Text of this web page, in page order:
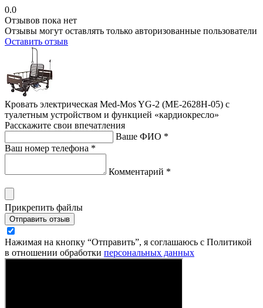
0.0
Отзывов пока нет
Отзывы могут оставлять только авторизованные пользователи
Оставить отзыв
Кровать электрическая Med-Mos YG-2 (МЕ-2628Н-05) с
туалетным устройством и функцией «кардиокресло»
Расскажите свои впечатления
Ваше ФИО *
Ваш номер телефона *
Комментарий *
Прикрепить файлы
Отправить отзыв
Нажимая на кнопку “Отправить”, я соглашаюсь с Политикой
в отношении обработки персональных данных